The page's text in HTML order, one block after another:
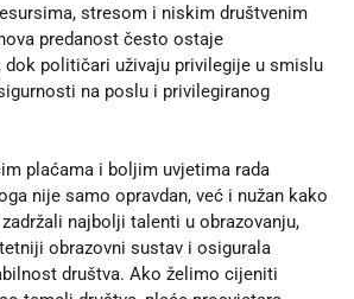
stresom i niskim društvenim
predanost često ostaje
dok političari uživaju privilegije u smislu
na poslu i privilegiranog
plaćama i boljim uvjetima rada
nije samo opravdan, već i nužan kako
najbolji talenti u obrazovanju,
obrazovni sustav i osigurala
društva. Ako želimo cijeniti